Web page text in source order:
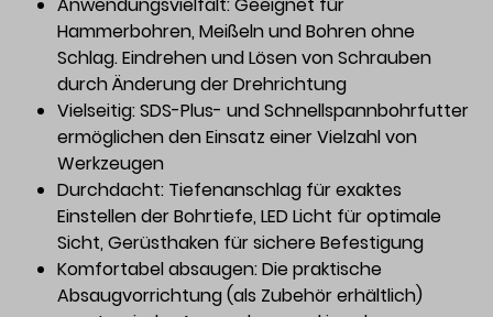
Anwendungsvielfalt: Geeignet für
Hammerbohren, Meißeln und Bohren ohne
Schlag. Eindrehen und Lösen von Schrauben
durch Änderung der Drehrichtung
Vielseitig: SDS-Plus- und Schnellspannbohrfutter
ermöglichen den Einsatz einer Vielzahl von
Werkzeugen
Durchdacht: Tiefenanschlag für exaktes
Einstellen der Bohrtiefe, LED Licht für optimale
Sicht, Gerüsthaken für sichere Befestigung
Komfortabel absaugen: Die praktische
Absaugvorrichtung (als Zubehör erhältlich)